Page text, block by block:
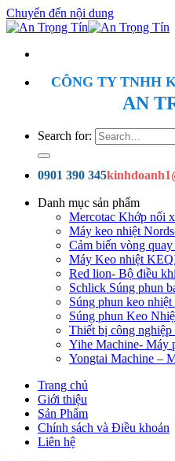
Chuyển đến nội dung
CÔNG TY TNHH
AN
Search for:
0901 390 345
Danh mục sản phẩm
Mercotac Khớp nối
Máy keo nhiệt
Cảm biến vòng
Máy Keo nhiệt
Red lion- Bộ điều
Schlick Súng phun
Súng phun keo
Súng phun Keo
Thiết bị công
Yihe Machine- Máy
Yongtai Machine –
Trang chủ
Giới thiệu
Sản Phẩm
Chính sách và Điều khoản
Liên hệ